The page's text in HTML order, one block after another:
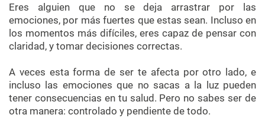
Eres alguien que no se deja arrastrar por las
emociones, por más fuertes que estas sean. Incluso en
los momentos más difíciles, eres capaz de pensar con
claridad, y tomar decisiones correctas.
A veces esta forma de ser te afecta por otro lado, e
incluso las emociones que no sacas a la luz pueden
tener consecuencias en tu salud. Pero no sabes ser de
otra manera: controlado y pendiente de todo.